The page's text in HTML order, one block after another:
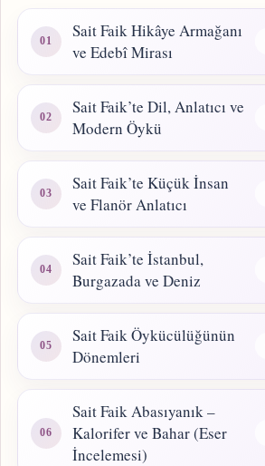
Sait Faik Hikâye Armağanı
ve Edebî Mirası
Sait Faik’te Dil, Anlatıcı ve
Modern Öykü
Sait Faik’te Küçük İnsan
ve Flanör Anlatıcı
Sait Faik’te İstanbul,
Burgazada ve Deniz
Sait Faik Öykücülüğünün
Dönemleri
Sait Faik Abasıyanık –
Kalorifer ve Bahar (Eser
İncelemesi)